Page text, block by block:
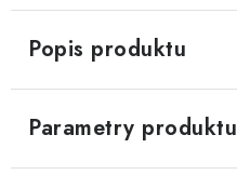
Popis produktu
Parametry produktu